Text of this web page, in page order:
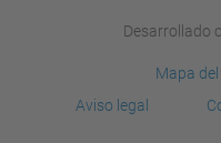
Desarrollado
Mapa
Aviso legal